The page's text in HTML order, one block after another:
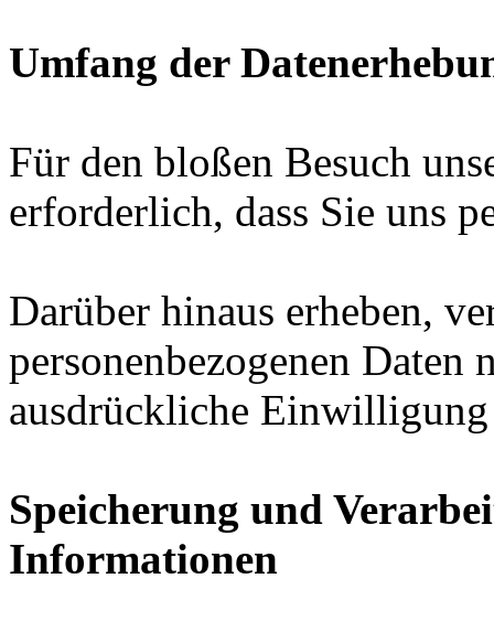
Umfang der
Für den bloßen Besuch
erforderlich, dass Sie uns
Darüber hinaus erheben,
personenbezogenen Daten
ausdrückliche
Speicherung und
Informationen